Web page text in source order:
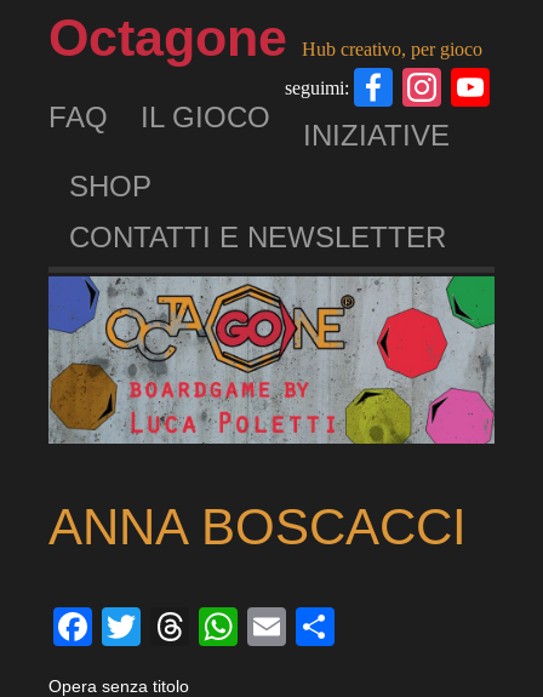
Octagone
Hub creativo, per gioco
seguimi:
Facebook
FAQ IL GIOCO
INIZIATIVE
SHOP
CONTATTI E NEWSLETTER
ANNA BOSCACCI
Facebook
TwitterThreads
WhatsApp
Email
Opera senza titolo